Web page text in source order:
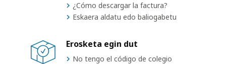
¿Cómo descargar la factura?
Eskaera aldatu edo baliogabetu
Erosketa egin dut
No tengo el código de colegio